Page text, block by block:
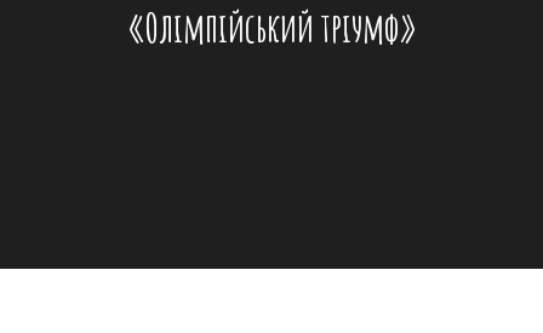
«Олімпійський тріумф»